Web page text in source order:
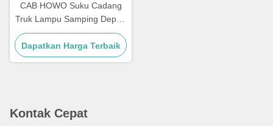
CAB HOWO Suku Cadang
Truk Lampu Samping Depan
WG9719790005/0008
Dapatkan Harga Terbaik
Kontak Cepat